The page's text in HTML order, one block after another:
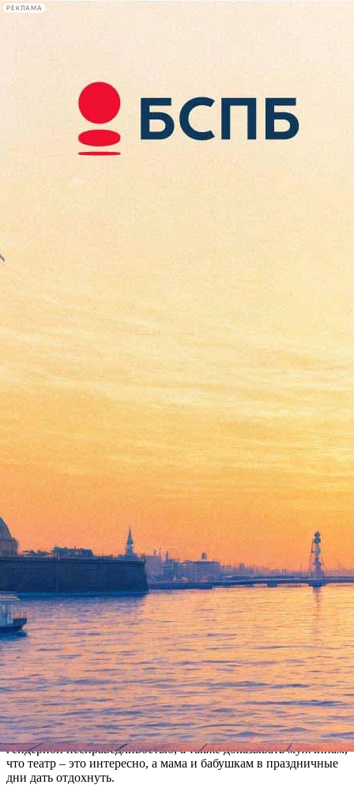
РЕКЛАМА
Сегодня:
2026.08.07
18:18
Афиша Plus
На спектакли в Большой
театр кукол папы смогут
прийти с детьми бесплатно
Версия для печати
БТК проводит акцию «С папой – театр!», которая заключается
в том, что в ближайшие выходные - 8, 9 и 10 марта - именно
папы, сопровождающие своего малыша, смогут пройти в зал
и посмотреть спектакль совершенно бесплатно, хотя по
правилам каждый зритель от 5 лет, занимающий отдельное
место, должен иметь билет.
Инициатива Большого театра кукол объясняется тем, что
статистика и многолетние наблюдения привели к невеселым
выводам: зрительный зал на детских спектаклях обычно
состоит из мам с малышами и только 3 % взрослых – это
папы. В одном отдельно взятом театре решили бороться с
гендерной несправедливостью, а также доказывать мужчинам,
что театр – это интересно, а мама и бабушкам в праздничные
дни дать отдохнуть.